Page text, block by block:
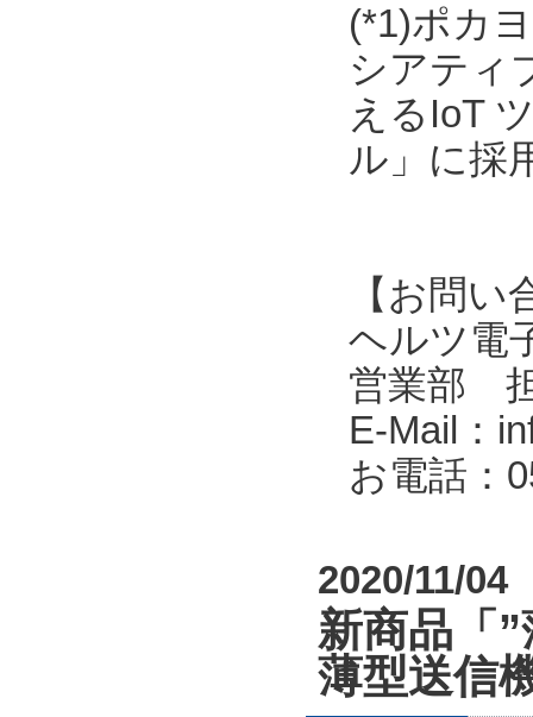
(*1)ポカ
シアティ
えるIoT
ル」に採
【お問い
ヘルツ電
営業部
E-Mail：
お電話：
2020/11/04
新商品「
薄型送信